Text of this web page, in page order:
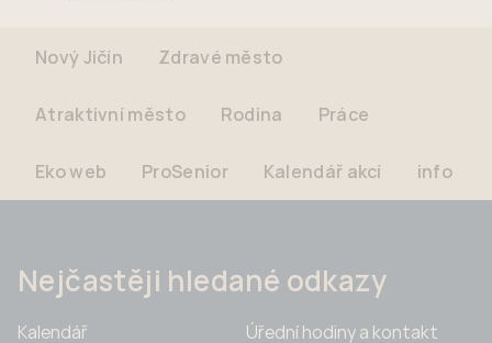
Nový Jičín Zdravé město
Atraktivní město Rodina Práce
Eko web ProSenior Kalendář akcí info
Nejčastěji hledané odkazy
Kalendář
Úřední hodiny a kontakt